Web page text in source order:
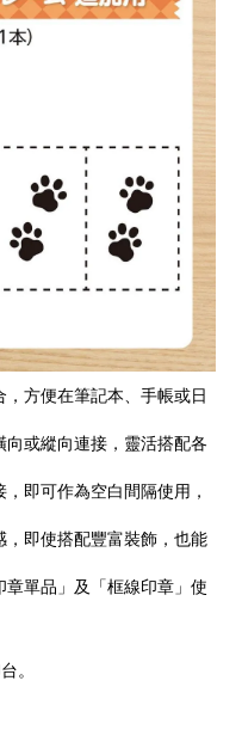
方便在筆記本、手帳或日
或縱向連接，靈活搭配各
即可作為空白間隔使用，
即使搭配豐富裝飾，也能
單品」及「框線印章」使
。